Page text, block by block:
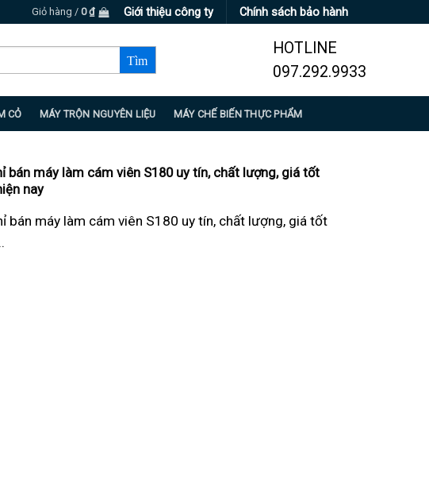
Giỏ hàng / 0₫ Giới thiệu công ty Chính sách bảo hành
HOTLINE
097.292.9933
CỎ MÁY TRỘN NGUYÊN LIỆU MÁY CHẾ BIẾN THỰC PHẨM
bán máy làm cám viên S180 uy tín, chất lượng, giá tốt
nay
bán máy làm cám viên S180 uy tín, chất lượng, giá tốt